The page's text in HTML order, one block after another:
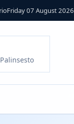
Friday 07 August 2026